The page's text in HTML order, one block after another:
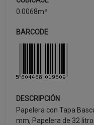
0.0068m³
BARCODE
DESCRIPCIÓN
Papelera con Tapa
mm, Papelera de 32